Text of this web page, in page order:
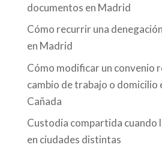
documentos en Madrid
Cómo recurrir una
en Madrid
Cómo modificar un convenio
cambio de trabajo o domicilio
Cañada
Custodia compartida cuando
en ciudades distintas